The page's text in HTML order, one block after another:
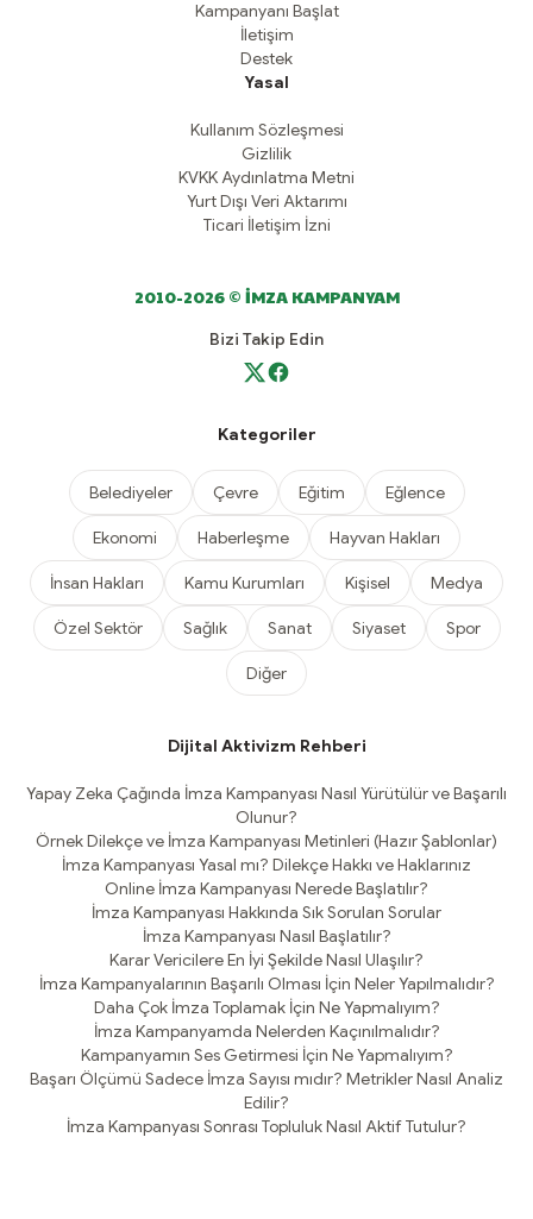
Kampanyanı Başlat
İletişim
Destek
Yasal
Kullanım Sözleşmesi
Gizlilik
KVKK Aydınlatma Metni
Yurt Dışı Veri Aktarımı
Ticari İletişim İzni
2010-2026 © İMZA KAMPANYAM
Bizi Takip Edin
Kategoriler
Belediyeler Çevre Eğitim Eğlence
Ekonomi Haberleşme Hayvan Hakları
İnsan Hakları Kamu Kurumları Kişisel Medya
Özel Sektör Sağlık Sanat Siyaset Spor
Diğer
Dijital Aktivizm Rehberi
Yapay Zeka Çağında İmza Kampanyası Nasıl Yürütülür ve Başarılı
Olunur?
Örnek Dilekçe ve İmza Kampanyası Metinleri (Hazır Şablonlar)
İmza Kampanyası Yasal mı? Dilekçe Hakkı ve Haklarınız
Online İmza Kampanyası Nerede Başlatılır?
İmza Kampanyası Hakkında Sık Sorulan Sorular
İmza Kampanyası Nasıl Başlatılır?
Karar Vericilere En İyi Şekilde Nasıl Ulaşılır?
İmza Kampanyalarının Başarılı Olması İçin Neler Yapılmalıdır?
Daha Çok İmza Toplamak İçin Ne Yapmalıyım?
İmza Kampanyamda Nelerden Kaçınılmalıdır?
Kampanyamın Ses Getirmesi İçin Ne Yapmalıyım?
Başarı Ölçümü Sadece İmza Sayısı mıdır? Metrikler Nasıl Analiz
Edilir?
İmza Kampanyası Sonrası Topluluk Nasıl Aktif Tutulur?